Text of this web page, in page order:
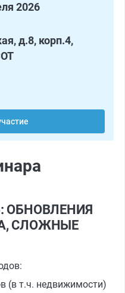
2026
д.8, корп.4,
ОБНОВЛЕНИЯ
СЛОЖНЫЕ
(в т.ч. недвижимости)